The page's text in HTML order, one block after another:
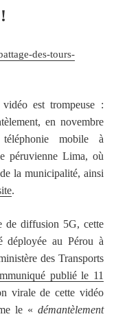
des-tours-
est trompeuse :
en novembre
mobile à
péruvienne Lima, où
la municipalité, ainsi
.
de diffusion 5G, cette
déployée au Pérou à
des Transports
publié le 11
virale de cette vidéo
le « démantèlement